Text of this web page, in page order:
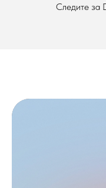
Следите за